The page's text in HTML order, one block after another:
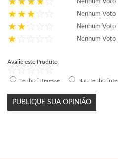
Nenhum Voto
Nenhum Voto
Nenhum Voto
Nenhum Voto
Avalie este Produto
Tenho interesse Não tenho
PUBLIQUE SUA OPINIÃO